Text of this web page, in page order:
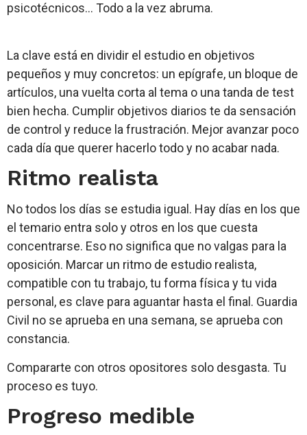
psicotécnicos… Todo a la vez abruma.
La clave está en dividir el estudio en objetivos
pequeños y muy concretos: un epígrafe, un bloque de
artículos, una vuelta corta al tema o una tanda de test
bien hecha. Cumplir objetivos diarios te da sensación
de control y reduce la frustración. Mejor avanzar poco
cada día que querer hacerlo todo y no acabar nada.
Ritmo realista
No todos los días se estudia igual. Hay días en los que
el temario entra solo y otros en los que cuesta
concentrarse. Eso no significa que no valgas para la
oposición. Marcar un ritmo de estudio realista,
compatible con tu trabajo, tu forma física y tu vida
personal, es clave para aguantar hasta el final. Guardia
Civil no se aprueba en una semana, se aprueba con
constancia.
Compararte con otros opositores solo desgasta. Tu
proceso es tuyo.
Progreso medible